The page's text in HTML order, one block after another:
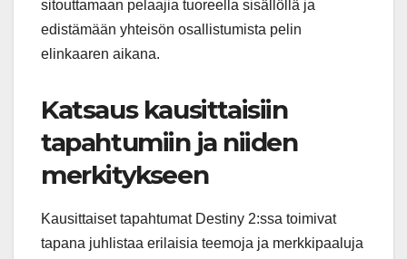
sitouttamaan pelaajia tuoreella sisällöllä ja
edistämään yhteisön osallistumista pelin
elinkaaren aikana.
Katsaus kausittaisiin
tapahtumiin ja niiden
merkitykseen
Kausittaiset tapahtumat Destiny 2:ssa toimivat
tapana juhlistaa erilaisia teemoja ja merkkipaaluja